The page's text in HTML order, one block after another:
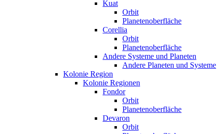
Kuat
Orbit
Planetenoberfläche
Corellia
Orbit
Planetenoberfläche
Andere Systeme und Planeten
Andere Planeten und Systeme
Kolonie Region
Kolonie Regionen
Fondor
Orbit
Planetenoberfläche
Devaron
Orbit